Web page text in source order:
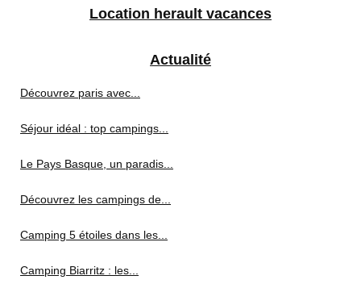
Location herault vacances
Actualité
Découvrez paris avec...
Séjour idéal : top campings...
Le Pays Basque, un paradis...
Découvrez les campings de...
Camping 5 étoiles dans les...
Camping Biarritz : les...